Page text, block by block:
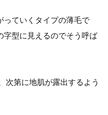
っていくタイプの薄毛で
字型に見えるのでそう呼ば
次第に地肌が露出するよう